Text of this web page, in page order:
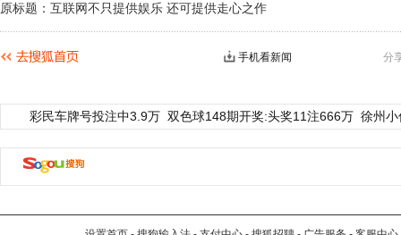
原标题：互联网不只提供娱乐 还可提供走心之作
分
手机看新闻
彩民车牌号投注中3.9万 双色球148期开奖:头奖11注666万 徐州